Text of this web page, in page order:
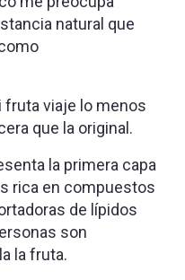
natural que
fruta viaje lo menos
que la original.
la primera capa
rica en compuestos
de lípidos
son
la fruta.